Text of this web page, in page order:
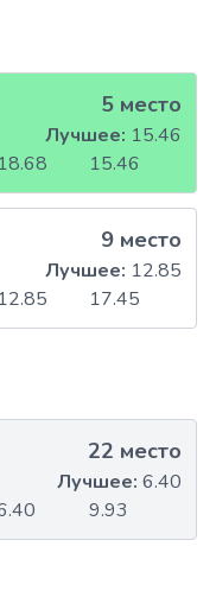
5 место
18.68 15.46
Лучшее: 15.46
9 место
12.85 17.45
Лучшее: 12.85
22 место
9.93
Лучшее: 6.40